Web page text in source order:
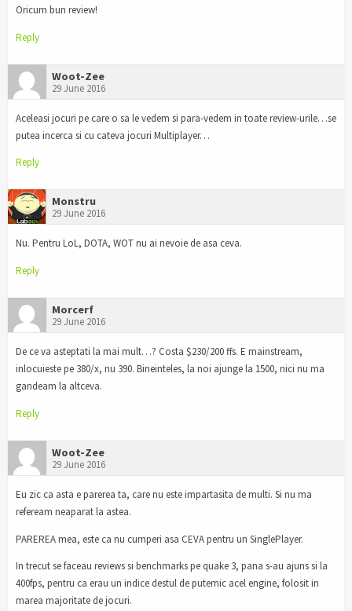
Oricum bun review!
Reply
Woot-Zee
29 June 2016
Aceleasi jocuri pe care o sa le vedem si para-vedem in toate review-urile…se
putea incerca si cu cateva jocuri Multiplayer…
Reply
Monstru
29 June 2016
Nu. Pentru LoL, DOTA, WOT nu ai nevoie de asa ceva.
Reply
Morcerf
29 June 2016
De ce va asteptati la mai mult…? Costa $230/200 ffs. E mainstream,
inlocuieste pe 380/x, nu 390. Bineinteles, la noi ajunge la 1500, nici nu ma
gandeam la altceva.
Reply
Woot-Zee
29 June 2016
Eu zic ca asta e parerea ta, care nu este impartasita de multi. Si nu ma
refeream neaparat la astea.
PAREREA mea, este ca nu cumperi asa CEVA pentru un SinglePlayer.
In trecut se faceau reviews si benchmarks pe quake 3, pana s-au ajuns si la
400fps, pentru ca erau un indice destul de puternic acel engine, folosit in
marea majoritate de jocuri.